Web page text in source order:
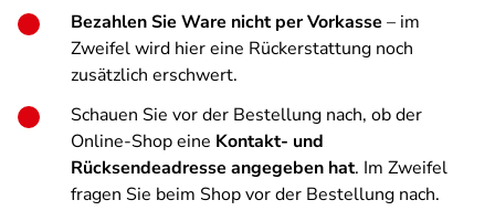
Bezahlen Sie Ware nicht per Vorkasse – im
Zweifel wird hier eine Rückerstattung noch
zusätzlich erschwert.
Schauen Sie vor der Bestellung nach, ob der
Online-Shop eine Kontakt- und
Rücksendeadresse angegeben hat. Im Zweifel
fragen Sie beim Shop vor der Bestellung nach.